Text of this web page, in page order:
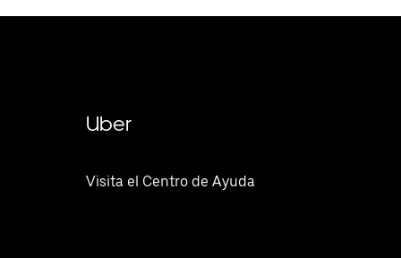
Uber
Visita el Centro de Ayuda